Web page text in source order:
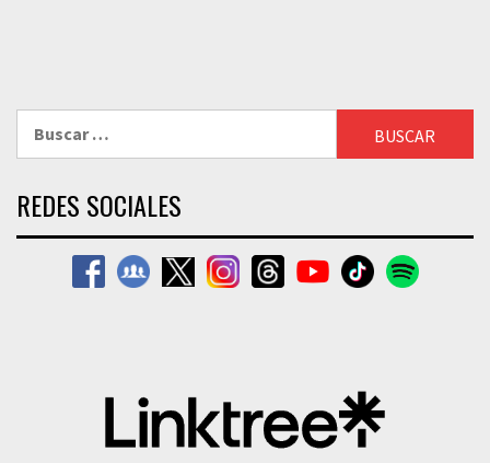
REDES SOCIALES